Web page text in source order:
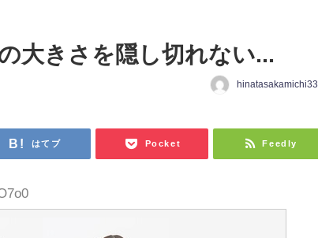
〜 SHOWROOM】
るく×マヨラー星人 と同じと考えてよろしいですか？
ｗｗ
の息子が団地住みの貧乏に学歴で負けた」
大きさを隠し切れない...
hinatasakamichi33
はてブ Pocket Feedly